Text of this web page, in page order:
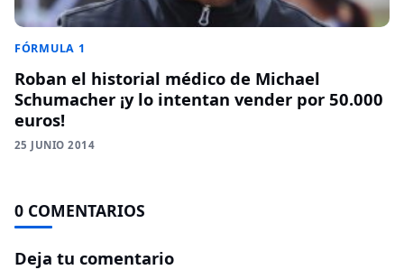
FÓRMULA 1
Roban el historial médico de Michael
Schumacher ¡y lo intentan vender por 50.000
euros!
25 JUNIO 2014
0 COMENTARIOS
Deja tu comentario